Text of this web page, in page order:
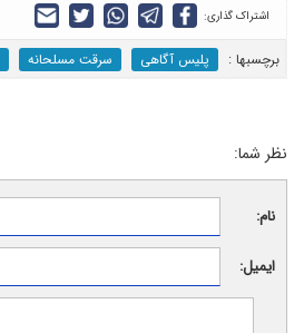
اشتراک گذاری:
برچسب‎ها : پلیس آگاهی سرقت مسلحانه
نظر شما:
نام:
ایمیل: